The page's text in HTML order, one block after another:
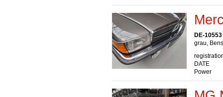
DE-
grau,
DATE
Power